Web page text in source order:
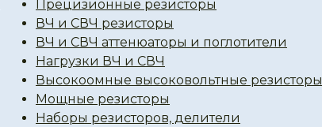
Прецизионные резисторы
ВЧ и СВЧ резисторы
ВЧ и СВЧ аттенюаторы и поглотители
Нагрузки ВЧ и СВЧ
Высокоомные высоковольтные резисторы
Мощные резисторы
Наборы резисторов, делители